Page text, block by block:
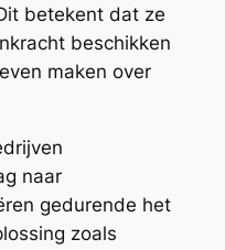
betekent dat ze
beschikken
maken over
naar
gedurende het
zoals